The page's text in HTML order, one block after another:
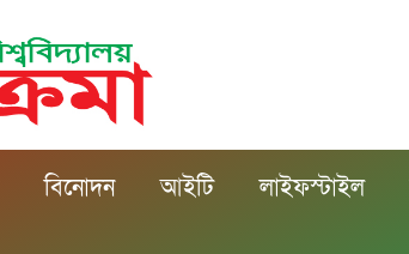
বিনোদন আইটি লাইফস্টাইল